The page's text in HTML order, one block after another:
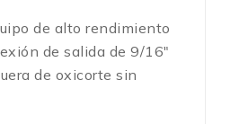
de alto rendimiento
de salida de 9/16″
de oxicorte sin